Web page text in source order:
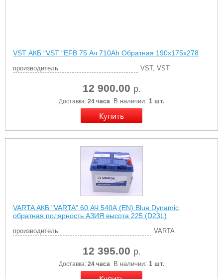
VST АКБ "VST "EFB 75 Ач 710Ah Обратная 190х175х278
производитель VST, VST
12 900.00 р.
Доставка: 24 часа В наличии: 1 шт.
VARTA АКБ "VARTA" 60 АЧ 540А (EN) Blue Dynamic
обратная полярность АЗИЯ высота 225 (D23L)
производитель VARTA
12 395.00 р.
Доставка: 24 часа В наличии: 1 шт.